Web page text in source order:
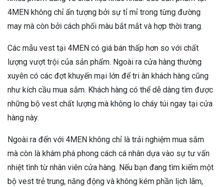
4MEN không chỉ ấn tượng bởi sự tỉ mỉ trong từng đường
may mà còn bởi cách phối màu bắt mắt và hợp thời trang.
Các mẫu vest tại 4MEN có giá bán thấp hơn so với chất
lượng vượt trội của sản phẩm. Ngoài ra cửa hàng thường
xuyên có các đợt khuyến mại lớn để tri ân khách hàng cũng
như kích cầu mua sắm. Khách hàng có thể dễ dàng tìm được
những bộ vest chất lượng mà không lo cháy túi ngay tại cửa
hàng này.
Ngoài ra đến với 4MEN không chỉ là trải nghiệm mua sắm
mà còn là khám phá phong cách cá nhân dựa vào sự tư vấn
nhiệt tình từ nhân viên cửa hàng. Nếu bạn đang tìm kiếm một
bộ vest trẻ trung, năng động và không kém phần lịch lãm,